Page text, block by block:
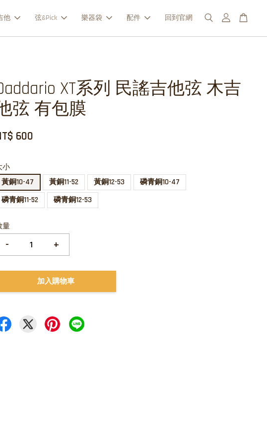
他 弦&Pick 樂器袋 配件 回到官網
XT系列 民謠吉他弦 木吉
弦 有包膜
600
小
黃銅10-47
黃銅11-52 黃銅12-53
磷青銅10-47
磷青銅11-52
磷青銅12-53
量
- +
加入購物車